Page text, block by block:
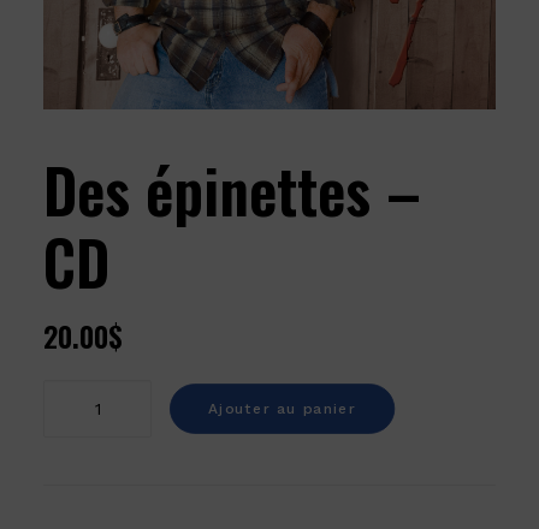
Des épinettes –
CD
20.00$
Ajouter au panier